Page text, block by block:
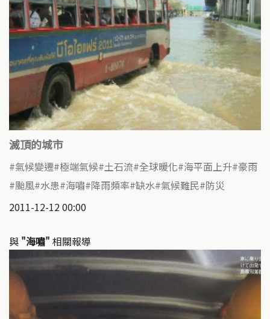
滅頂的城市
氣候變遷 極端氣候 土石流 全球暖化 海平面上升 豪雨
颱風 水患 海嘯 降雨頻率 缺水 氣候難民 防災
2011-12-12 00:00
與 "海嘯" 相關報導